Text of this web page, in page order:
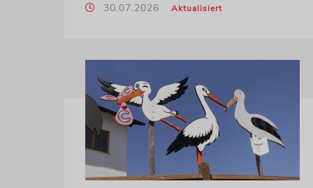
30.07.2026 Aktualisiert